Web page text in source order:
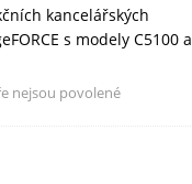
kancelářských
s modely C5100 a
nejsou povolené